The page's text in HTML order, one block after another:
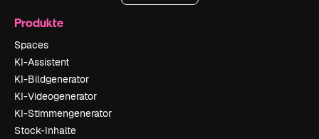
Produkte
Spaces
KI-Assistent
KI-Bildgenerator
KI-Videogenerator
KI-Stimmengenerator
Stock-Inhalte